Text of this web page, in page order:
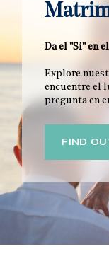
Da el "Si" en
Explore
encuentre el
pregunta en
FIND